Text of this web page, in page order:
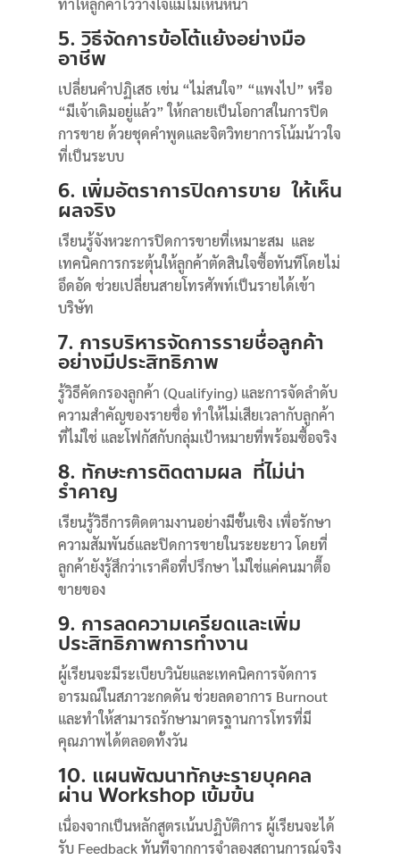
ทำให้ลูกค้าไว้วางใจแม้ไม่เห็นหน้า
5. วิธีจัดการข้อโต้แย้งอย่างมือ
อาชีพ
เปลี่ยนคำปฏิเสธ เช่น “ไม่สนใจ” “แพงไป” หรือ
“มีเจ้าเดิมอยู่แล้ว” ให้กลายเป็นโอกาสในการปิด
การขาย ด้วยชุดคำพูดและจิตวิทยาการโน้มน้าวใจ
ที่เป็นระบบ
6. เพิ่มอัตราการปิดการขาย ให้เห็น
ผลจริง
เรียนรู้จังหวะการปิดการขายที่เหมาะสม และ
เทคนิคการกระตุ้นให้ลูกค้าตัดสินใจซื้อทันทีโดยไม่
อึดอัด ช่วยเปลี่ยนสายโทรศัพท์เป็นรายได้เข้า
บริษัท
7. การบริหารจัดการรายชื่อลูกค้า
อย่างมีประสิทธิภาพ
รู้วิธีคัดกรองลูกค้า (Qualifying) และการจัดลำดับ
ความสำคัญของรายชื่อ ทำให้ไม่เสียเวลากับลูกค้า
ที่ไม่ใช่ และโฟกัสกับกลุ่มเป้าหมายที่พร้อมซื้อจริง
8. ทักษะการติดตามผล ที่ไม่น่า
รำคาญ
เรียนรู้วิธีการติดตามงานอย่างมีชั้นเชิง เพื่อรักษา
ความสัมพันธ์และปิดการขายในระยะยาว โดยที่
ลูกค้ายังรู้สึกว่าเราคือที่ปรึกษา ไม่ใช่แค่คนมาตื๊อ
ขายของ
9. การลดความเครียดและเพิ่ม
ประสิทธิภาพการทำงาน
ผู้เรียนจะมีระเบียบวินัยและเทคนิคการจัดการ
อารมณ์ในสภาวะกดดัน ช่วยลดอาการ Burnout
และทำให้สามารถรักษามาตรฐานการโทรที่มี
คุณภาพได้ตลอดทั้งวัน
10. แผนพัฒนาทักษะรายบุคคล
ผ่าน Workshop เข้มข้น
เนื่องจากเป็นหลักสูตรเน้นปฏิบัติการ ผู้เรียนจะได้
รับ Feedback ทันทีจากการจำลองสถานการณ์จริง